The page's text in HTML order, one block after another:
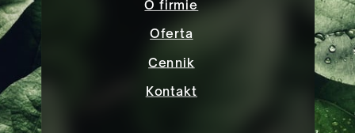
O firmie
Oferta
Cennik
Kontakt